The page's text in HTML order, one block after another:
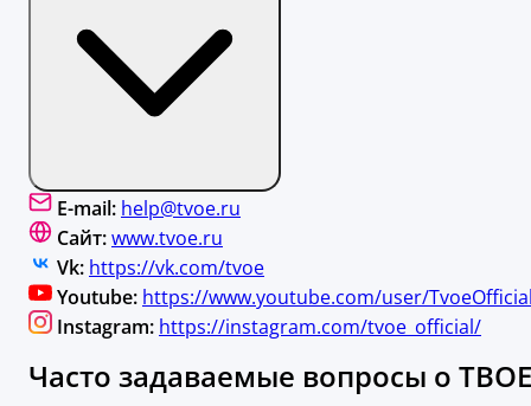
E-mail: help@tvoe.ru
Сайт:www.tvoe.ru
Vk: https://vk.com/tvoe
Youtube: https://www.youtube.com/user/
Instagram: https://instagram.com/tvoe_official/
Часто задаваемые вопросы о ТВОЕ